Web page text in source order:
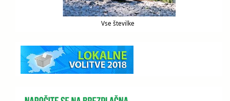
Vse številke